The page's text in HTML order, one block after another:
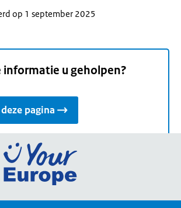
op 1 september 2025
informatie u geholpen?
pagina
Ga
de